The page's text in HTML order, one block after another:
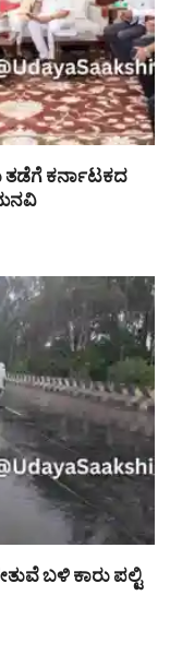
ತಡೆಗೆ ಕರ್ನಾಟಕದ
ಬಳಿ ಕಾರು ಪಲ್ಟಿ